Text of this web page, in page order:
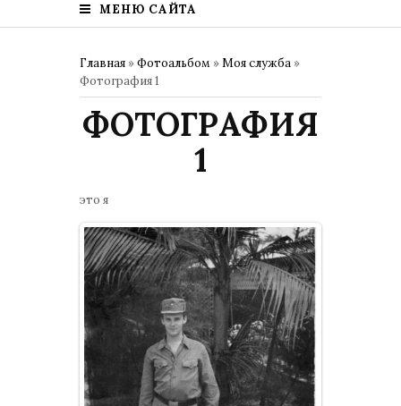
МЕНЮ САЙТА
Главная »Фотоальбом »Моя служба »
Фотография 1
ФОТОГРАФИЯ
1
это я